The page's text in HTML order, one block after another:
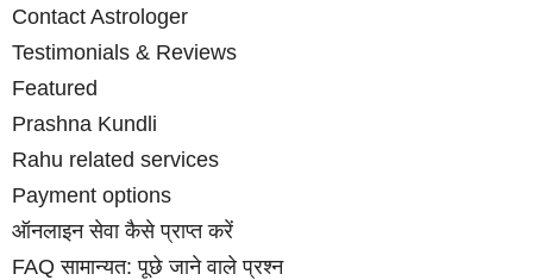
Contact Astrologer
Testimonials & Reviews
Featured
Prashna Kundli
Rahu related services
Payment options
ऑनलाइन सेवा कैसे प्राप्‍त करें
FAQ सामान्‍यत: पूछे जाने वाले प्रश्‍न